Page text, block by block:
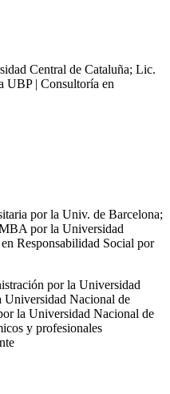
Central de Cataluña; Lic.
UBP | Consultoría en
por la Univ. de Barcelona;
por la Universidad
Responsabilidad Social por
por la Universidad
Universidad Nacional de
la Universidad Nacional de
y profesionales